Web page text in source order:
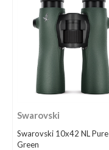
Swarovski
Swarovski 10x42 NL Pure
Green